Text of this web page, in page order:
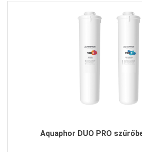
Aquaphor DUO PRO